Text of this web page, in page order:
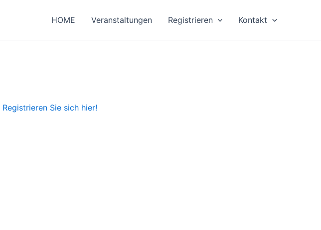
HOME Veranstaltungen Registrieren Kontakt
Registrieren Sie sich hier!